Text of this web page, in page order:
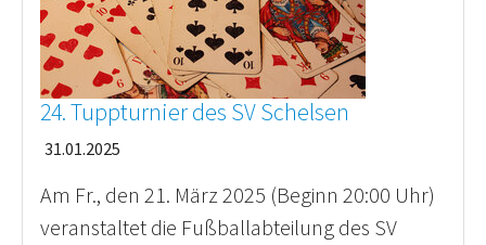
24. Tuppturnier des SV Schelsen
31.01.2025
Am Fr., den 21. März 2025 (Beginn 20:00 Uhr)
veranstaltet die Fußballabteilung des SV